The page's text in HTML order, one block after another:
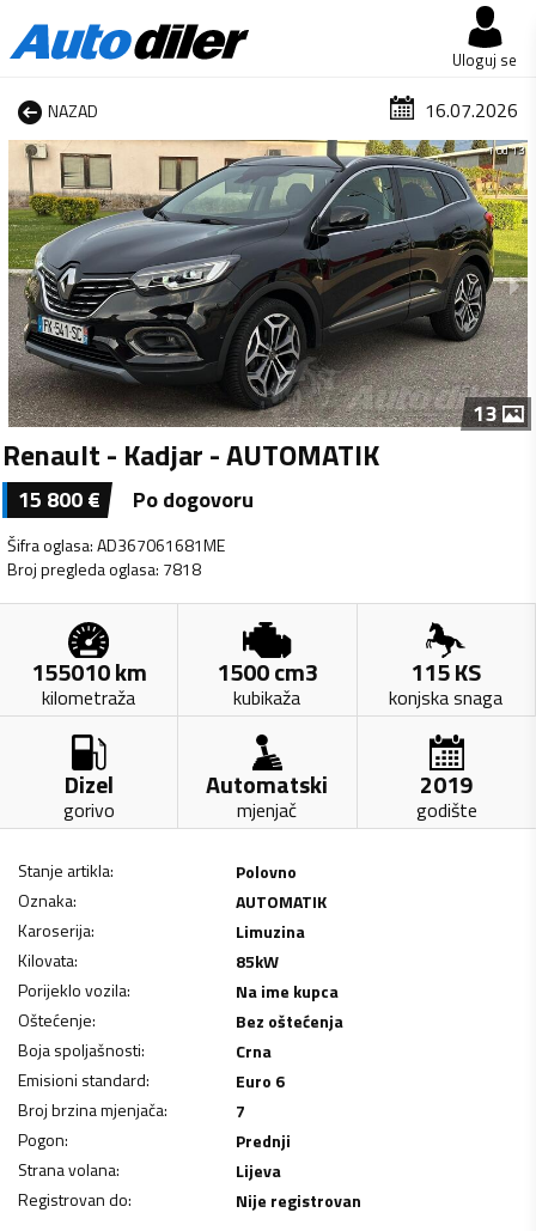
Uloguj se
NAZAD 16.07.2026
1 od 13
13
Renault - Kadjar - AUTOMATIK
15 800€ Po dogovoru
Šifra oglasa:AD367061681ME
Broj pregleda oglasa: 7818
155010km
kilometraža
1500cm3
kubikaža
115KS
konjska snaga
Dizel
gorivo
Automatski
mjenjač
2019
godište
Stanje artikla:
Polovno
Oznaka:
AUTOMATIK
Karoserija:
Limuzina
Kilovata: 85kW
Porijeklo vozila:
Na ime kupca
Oštećenje:
Bez oštećenja
Boja spoljašnosti:
Crna
Emisioni standard:
Euro 6
Broj brzina mjenjača:
7
Pogon:
Prednji
Strana volana:
Lijeva
Registrovan do: Nije registrovan